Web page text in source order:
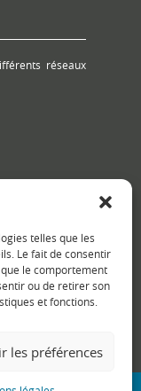
telles que les
Le fait de consentir
le comportement
ou de retirer son
et fonctions.
les préférences
réseaux